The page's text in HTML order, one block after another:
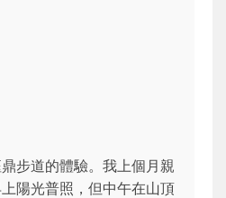
步道的體驗。我上個月親
陽光普照，但中午在山頂